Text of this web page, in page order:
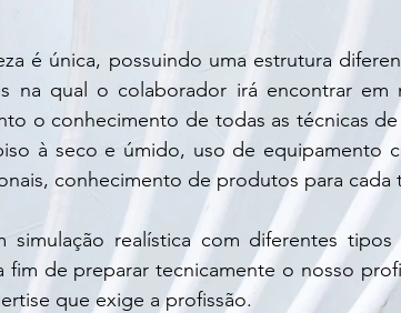
é única, possuindo uma estrutura
na qual o colaborador irá encontrar em
o conhecimento de todas as técnicas
à seco e úmido, uso de equipamento
conhecimento de produtos para
simulação realística com diferentes
fim de preparar tecnicamente o nosso
que exige a profissão.